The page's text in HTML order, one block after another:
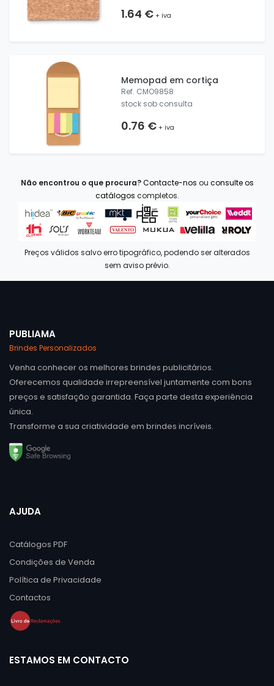
1.64 €+ iva
Memopad em cortiça
Ref. CMO9858
stock sob consulta
0.76 €+ iva
Não encontrou o que procura? Contacte-nos ou consulte os
catálogos completos.
Preços válidos salvo erro tipográfico, podendo ser alterados
sem aviso prévio.
PUBLIAMA
Brindes Personalizados
Venha conhecer os melhores brindes publicitários.
Oferecemos qualidade irrepreensível juntamente com bons
preços e satisfação garantida. Faça parte desta experiência
única.
Transforme a sua criatividade em brindes incríveis.
AJUDA
Catálogos PDF
Condições de Venda
Política de Privacidade
Contactos
ESTAMOS EM CONTACTO